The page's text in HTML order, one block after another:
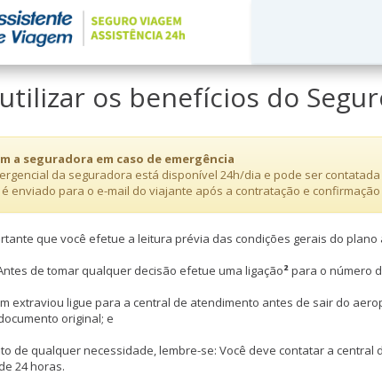
os benefícios do
a seguradora em caso de emergência
da seguradora está disponível 24h/dia e pode ser
enviado para o e-mail do viajante após a contratação e
que você efetue a leitura prévia das condições gerais do
Antes de tomar qualquer decisão efetue uma ligação²para o número
extraviou ligue para a central de atendimento antes de sair do
original; e
de qualquer necessidade, lembre-se: Você deve contatar a
24 horas.